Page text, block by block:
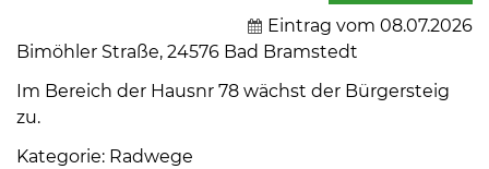
zentrale@badbramstedt.de
Mo,
Di,
Fr
Eintrag vom 08.07.2026
Bimöhler Straße, 24576 Bad Bramstedt
Im Bereich der Hausnr 78 wächst der Bürgersteig
zu.
Kategorie: Radwege